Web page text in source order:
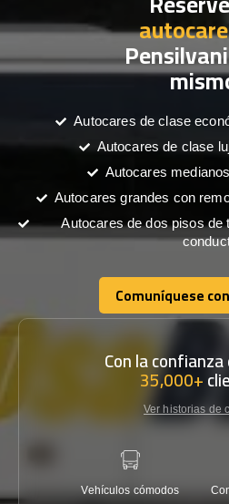
Autocares de clase
Autocares de clase
Autocares
Autocares grandes con
Autocares de dos pisos de
Comuníquese
Comuníquese
Con la
35,000+
Ver historias de
Vehículos cómodos